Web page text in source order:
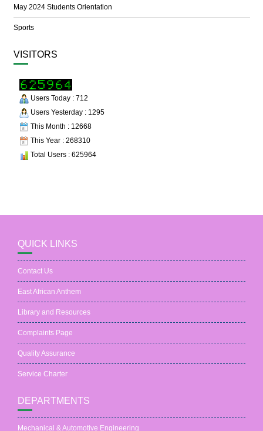
May 2024 Students Orientation
Sports
VISITORS
Users Today : 712
Users Yesterday : 1295
This Month : 12668
This Year : 268310
Total Users : 625964
QUICK LINKS
Contact Us
East African Anthem
Library and Resources
Complaints Page
Quality Assurance
Service Charter
DEPARTMENTS
Mechanical & Automotive Engineering